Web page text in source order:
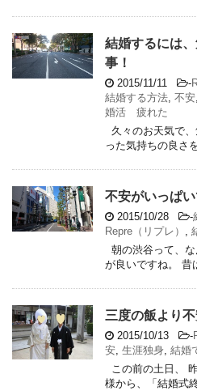
結婚するには
事！
2015/11/11 -
結婚する方法, 不安,
婚活 疲れた
久々のお天気で
った気持ちの良さ
不安がいっぱ
2015/10/28 -
Repre（リプレ） ,
朝の渋谷って、
が良いですね。 昔
三度の飯より
2015/10/13 -
安, 生涯独身, 結婚
この前の土日、
様から、「結婚式